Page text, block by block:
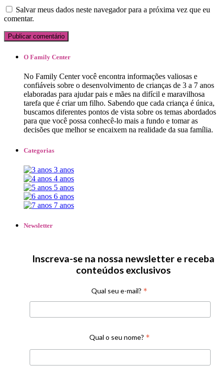
Salvar meus dados neste navegador para a próxima vez que eu
comentar.
O Family Center
No ​​​​Family Center ​você encontra informações valiosas e
confiáveis sobre o desenvolvimento de crianças de 3 a 7 anos
elaboradas para ajudar pais e mães na difícil e maravilhosa
tarefa que é criar um filho.​ ​Sabe​ndo ​que cada criança ​é única,
buscamos diferentes pontos de vista sobre ​os temas abordados
para que você possa conhecê-lo mais a fundo e tomar as
decisões que melhor se encaixem ​na realidade da sua família.
Categorias
3 anos
4 anos
5 anos
6 anos
7 anos
Newsletter
Inscreva-se na nossa newsletter e receba
conteúdos exclusivos
Qual seu e-mail? *
Qual o seu nome? *